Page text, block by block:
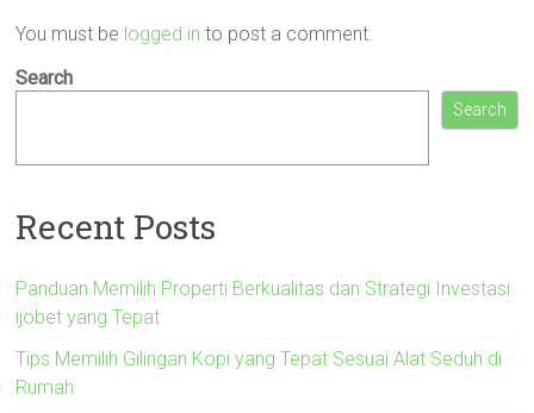
You must be logged in to post a comment.
Search
Search
Recent Posts
Panduan Memilih Properti Berkualitas dan Strategi Investasi
ijobet yang Tepat
Tips Memilih Gilingan Kopi yang Tepat Sesuai Alat Seduh di
Rumah